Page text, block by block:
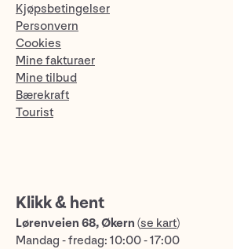
Kjøpsbetingelser
Personvern
Cookies
Mine fakturaer
Mine tilbud
Bærekraft
Tourist
Klikk & hent
Lørenveien 68, Økern (se kart)
Mandag - fredag: 10:00 - 17:00